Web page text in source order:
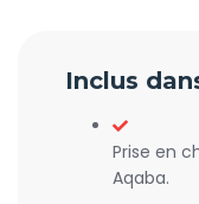
Inclus
Prise en
Aqaba.